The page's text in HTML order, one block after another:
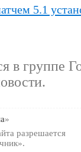
5.1
—
в группе
»
разрешается